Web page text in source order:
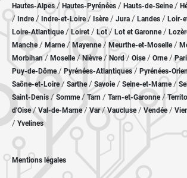
Hautes-Alpes/ Hautes-Pyrénées / Hauts-de-Seine/
/ Indre/ Indre-et-Loire/ Isère/ Jura / Landes / Loir-
Loire-Atlantique/ Loiret / Lot/ Lot et Garonne/
Manche/ Marne/ Mayenne/ Meurthe-et-Moselle/
Morbihan/ Moselle/ Nièvre / Nord/ Oise / Orne/
Puy-de-Dôme/ Pyrénées-Atlantiques / Pyrénées-
Saône-et-Loire/ Sarthe/ Savoie/ Seine-et-Marne/
Saint-Denis /Somme/ Tarn / Tarn-et-Garonne/
d'Oise/ Val-de-Marne/Var/Vaucluse/ Vendée/
/ Yvelines
Mentions légales